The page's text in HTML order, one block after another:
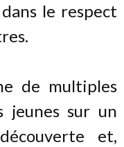
le respect
de multiples
jeunes sur un
et,